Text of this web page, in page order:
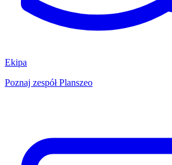
Ekipa
Poznaj zespół Planszeo